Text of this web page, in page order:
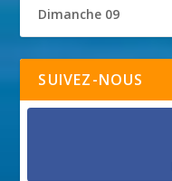
Dimanche 09
SUIVEZ-NOUS